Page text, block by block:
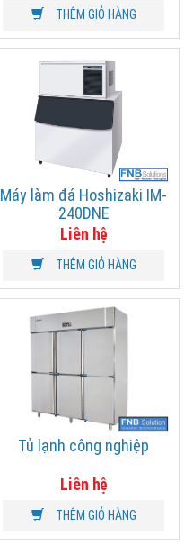
THÊM GIỎ HÀNG
Máy làm đá Hoshizaki IM-
240DNE
Liên hệ
THÊM GIỎ HÀNG
Tủ lạnh công nghiệp
Liên hệ
THÊM GIỎ HÀNG